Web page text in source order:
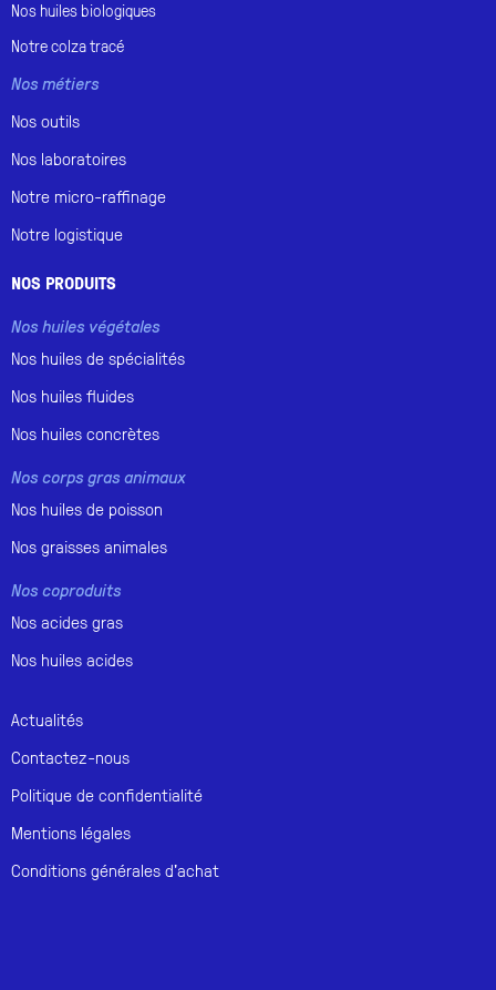
Nos huilesbiologiques
Notrecolza tracé
Nos métiers
Nos outils
Nos laboratoires
Notre micro-raffinage
Notre logistique
NOS PRODUITS
Nos huiles végétales
Nos huiles de spécialités
Nos huiles fluides
Nos huiles concrètes
Nos corps gras animaux
Nos huiles de poisson
Nos graisses animales
Nos coproduits
Nos acides gras
Nos huiles acides
Actualités
Contactez-nous
Politique de confidentialité
Mentions légales
Conditions générales d'achat